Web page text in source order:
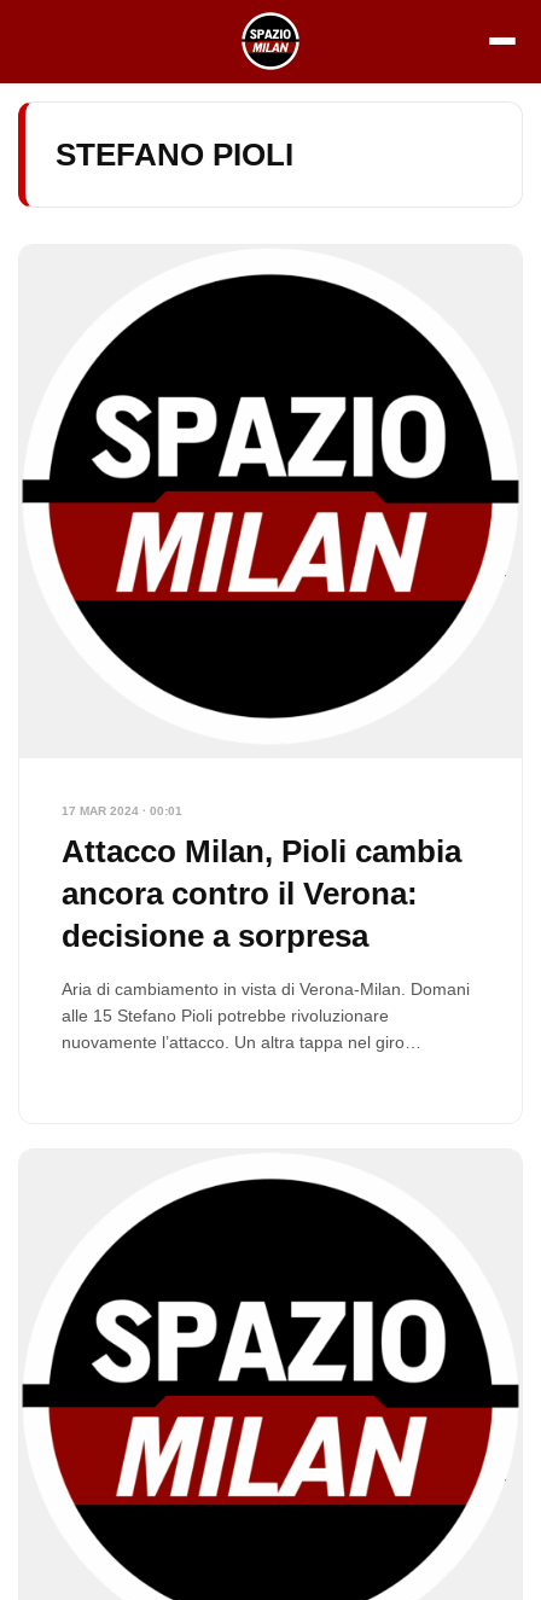
contenuto
STEFANO PIOLI
17 MAR 2024 · 00:01
Attacco Milan, Pioli cambia
ancora contro il Verona:
decisione a sorpresa
Aria di cambiamento in vista di Verona-Milan. Domani
alle 15 Stefano Pioli potrebbe rivoluzionare
nuovamente l’attacco. Un altra tappa nel giro